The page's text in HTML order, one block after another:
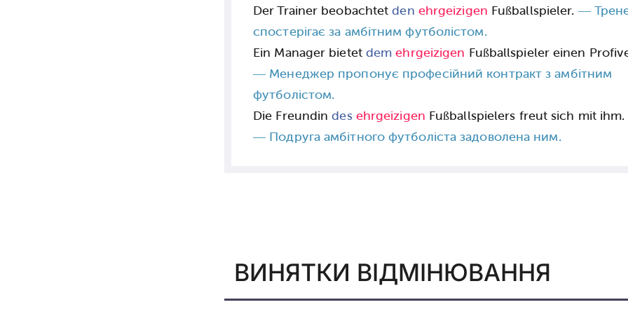
Der Trainer beobachtetden ehrgeizigen Fußballspieler. —
спостерігає за амбітним футболістом.
Ein Manager bietet dem ehrgeizigen Fußballspieler einen
— Менеджер пропонує професійний контракт з амбітним
футболістом.
Die Freundindes ehrgeizigen Fußballspielers freut sich mit ihm.
— Подруга амбітного футболіста задоволена ним.
ВИНЯТКИ ВІДМІНЮВАННЯ